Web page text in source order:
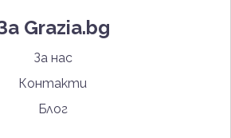
Grazia.bg
За нас
Контакти
Блог